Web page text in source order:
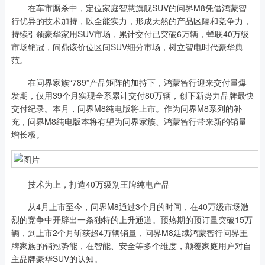
在车市厮杀中，定位家庭智慧旗舰SUV的问界M8凭借鸿蒙智
行优异的技术加持，以全能实力，形成天然的产品区隔和竞争力，
持续引领豪华家用SUV市场，累计交付已突破6万辆，蝉联40万级
市场销冠，问鼎该价位区间SUV细分市场，树立智电时代豪华典
范。
在问界家族“789”产品矩阵的加持下，鸿蒙智行迎来交付量爆
发期，仅用39个月实现全系累计交付80万辆，创下新势力品牌最快
交付纪录。本月，问界M8纯电版将上市。作为问界M8系列的补
充，问界M8纯电版本将有望为问界家族、鸿蒙智行带来新的销量
增长极。
技术为上，打造40万级别王牌纯电产品
从4月上市至今，问界M8通过3个月的时间，在40万级市场激
烈的竞争中开辟出一条独特的上升通道。预热期的预订量突破15万
辆，到上市2个月斩获超4万辆销量，问界M8延续鸿蒙智行问界王
牌家族的销冠势能，在智能、安全等多个维度，颠覆家庭用户对自
主品牌豪华SUV的认知。